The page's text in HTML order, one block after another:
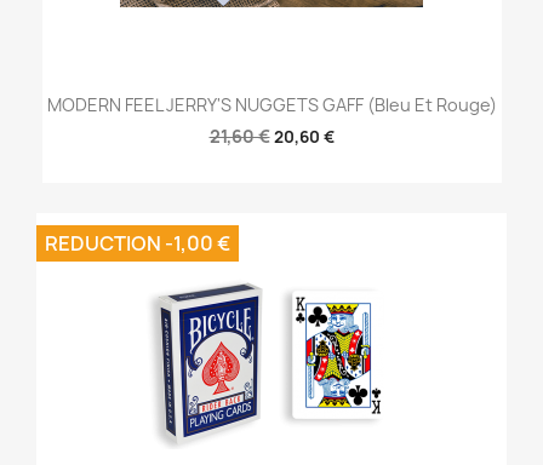
MODERN FEEL JERRY'S NUGGETS GAFF (Bleu Et Rouge)
21,60 €20,60 €
REDUCTION -1,00 €